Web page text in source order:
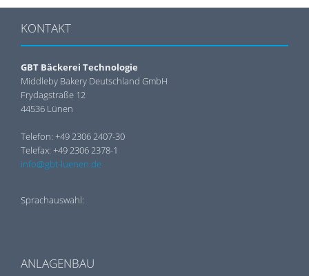
KONTAKT
GBT Bäckerei Technologie
Middleby Bakery Deutschland GmbH
Frydagstraße 12
44536 Lünen
Telefon: +49 2306 2407-30
Telefax: +49 2306 2378-1
info@gbt-luenen.de
Sprachauswahl:
ANLAGENBAU